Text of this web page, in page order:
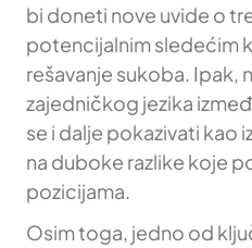
bi doneti nove uvide o
potencijalnim sledećim
rešavanje sukoba. Ipak,
zajedničkog jezika
se i dalje pokazivati kao
na duboke razlike koje
pozicijama.
Osim toga, jedno od